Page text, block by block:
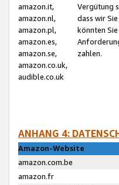
amazon.it,
amazon.nl,
amazon.pl,
amazon.es,
amazon.se,
amazon.co.uk,
audible.co.uk
Vergütung
dass wir
könnten
zahlen.
ANHANG 4:
Amazon-Website
amazon.com.be
amazon.fr